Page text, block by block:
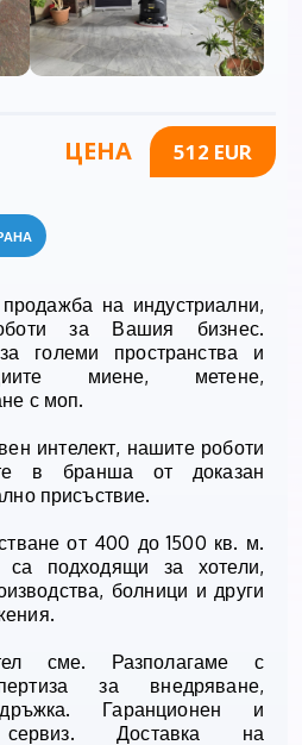
ЦЕНА 512 EUR
на индустриални,
за Вашия бизнес.
големи пространства и
миене, метене,
с моп.
интелект, нашите роботи
в бранша от доказан
присъствие.
от 400 до 1500 кв. м.
са подходящи за хотели,
болници и други
сме. Разполагаме с
за внедряване,
Гаранционен и
сервиз. Доставка на